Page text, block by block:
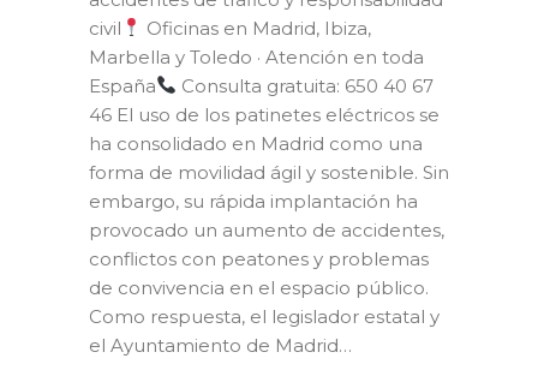
civil
Oficinas en Madrid, Ibiza,
Marbella y Toledo · Atención en toda
España
Consulta gratuita: 650 40 67
46 El uso de los patinetes eléctricos se
ha consolidado en Madrid como una
forma de movilidad ágil y sostenible. Sin
embargo, su rápida implantación ha
provocado un aumento de accidentes,
conflictos con peatones y problemas
de convivencia en el espacio público.
Como respuesta, el legislador estatal y
el Ayuntamiento de Madrid…